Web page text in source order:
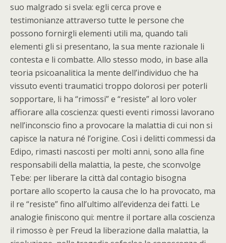
suo malgrado si svela: egli cerca prove e
testimonianze attraverso tutte le persone che
possono fornirgli elementi utili ma, quando tali
elementi gli si presentano, la sua mente razionale li
contesta e li combatte. Allo stesso modo, in base alla
teoria psicoanalitica la mente dell’individuo che ha
vissuto eventi traumatici troppo dolorosi per poterli
sopportare, li ha “rimossi” e “resiste” al loro voler
affiorare alla coscienza: questi eventi rimossi lavorano
nell’inconscio fino a provocare la malattia di cui non si
capisce la natura né l’origine. Così i delitti commessi da
Edipo, rimasti nascosti per molti anni, sono alla fine
responsabili della malattia, la peste, che sconvolge
Tebe: per liberare la città dal contagio bisogna
portare allo scoperto la causa che lo ha provocato, ma
il re “resiste” fino all’ultimo all’evidenza dei fatti. Le
analogie finiscono qui: mentre il portare alla coscienza
il rimosso è per Freud la liberazione dalla malattia, la